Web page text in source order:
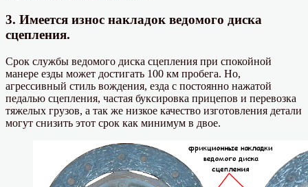
3. Имеется износ накладок ведомого диска
сцепления.
Срок службы ведомого диска сцепления при спокойной
манере езды может достигать 100 км пробега. Но,
агрессивный стиль вождения, езда с постоянно нажатой
педалью сцепления, частая буксировка прицепов и перевозка
тяжелых грузов, а так же низкое качество изготовления детали
могут снизить этот срок как минимум в двое.